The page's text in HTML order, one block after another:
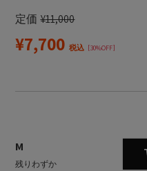
定価 ¥11,000
30%OFF
¥7,700 税込
M
残りわずか